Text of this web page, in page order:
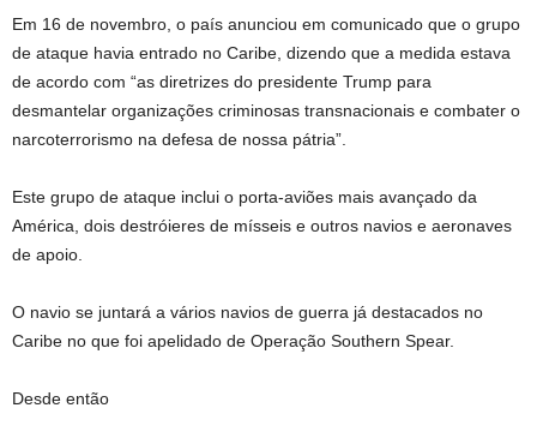
Em 16 de novembro, o país anunciou em comunicado que o grupo
de ataque havia entrado no Caribe, dizendo que a medida estava
de acordo com “as diretrizes do presidente Trump para
desmantelar organizações criminosas transnacionais e combater o
narcoterrorismo na defesa de nossa pátria”.
Este grupo de ataque inclui o porta-aviões mais avançado da
América, dois destróieres de mísseis e outros navios e aeronaves
de apoio.
O navio se juntará a vários navios de guerra já destacados no
Caribe no que foi apelidado de Operação Southern Spear.
Desde então